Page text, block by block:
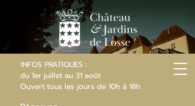
INFOS PRATIQUES :
du 1er juillet au 31 août
Ouvert tous les jours de 10h à 18h